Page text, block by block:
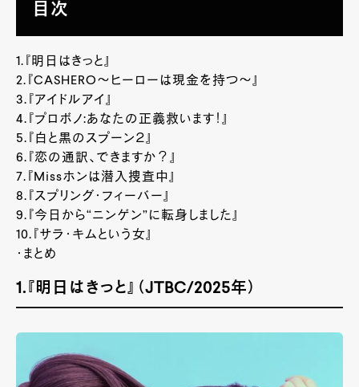
目次
1.『明日はきっと』
2.『CASHERO～ヒーローは現金を持つ～』
3.『アイドルアイ』
4.『プロボノ:あなたの正義救います！』
5.『白と黒のスプーン２』
6.『恋の通訳、できますか？』
7.『Missホンは潜入捜査中』
8.『スプリング・フィーバー』
9.『今日から“ニンゲン”に転身しました』
10.『サラ・キムという女』
・まとめ
1.『明日はきっと』（JTBC/2025年）